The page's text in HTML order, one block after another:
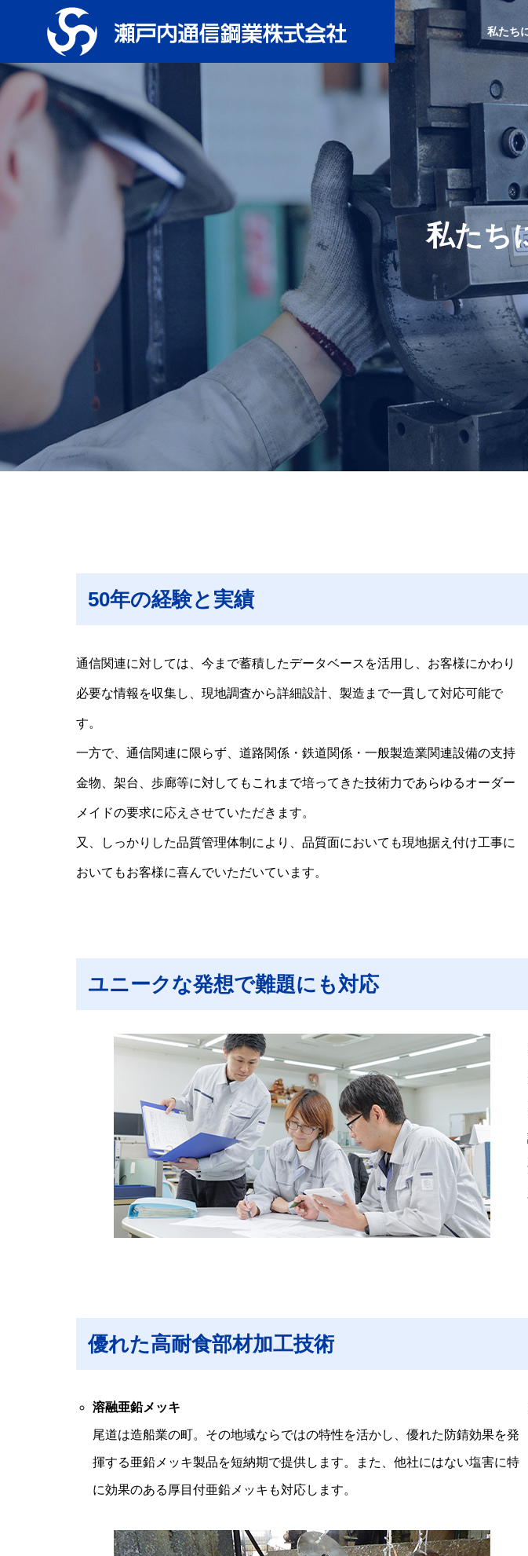
私たち
Service
製品・サービス
設備取付金物の設計製作
Equipment Mounting Hardware
私たち
50年の経験と実績
通信関連に対しては、今まで蓄積したデータベースを活用し、お客様にかわり
必要な情報を収集し、現地調査から詳細設計、製造まで一貫して対応可能で
す。
一方で、通信関連に限らず、道路関係・鉄道関係・一般製造業関連設備の支持
金物、架台、歩廊等に対してもこれまで培ってきた技術力であらゆるオーダー
メイドの要求に応えさせていただきます。
又、しっかりした品質管理体制により、品質面においても現地据え付け工事に
おいてもお客様に喜んでいただいています。
ユニークな発想で難題にも対応
優れた高耐食部材加工技術
溶融亜鉛メッキ
尾道は造船業の町。その地域ならではの特性を活かし、優れた防錆効果を発
揮する亜鉛メッキ製品を短納期で提供します。また、他社にはない塩害に特
に効果のある厚目付亜鉛メッキも対応します。